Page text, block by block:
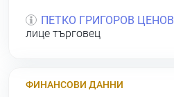
ПЕТКО ГРИГОРОВ ЦЕНОВ
лице търговец
ФИНАНСОВИ ДАННИ